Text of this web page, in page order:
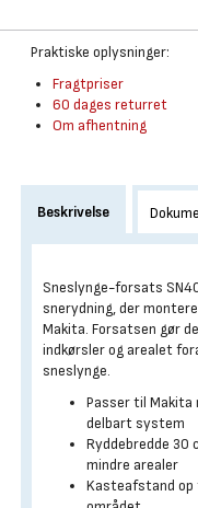
Praktiske oplysninger:
Fragtpriser
60 dages returret
Om afhentning
Beskrivelse
Sneslynge-forsats
snerydning, der
Makita. Forsatsen gør
indkørsler og arealet
sneslynge.
Passer til
delbart system
Ryddebredde 30
mindre arealer
Kasteafstand